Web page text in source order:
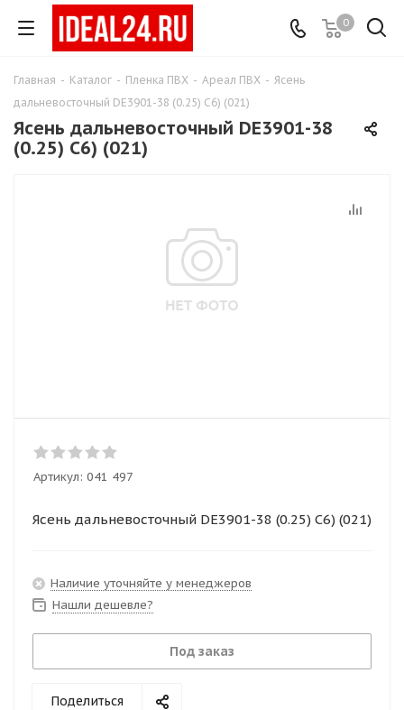
0
Главная - Каталог - Пленка ПВХ - Ареал ПВХ - Ясень
дальневосточный DE3901-38 (0.25) C6) (021)
Ясень дальневосточный DE3901-38
(0.25) C6) (021)
Артикул: 041 497
Ясень дальневосточный DE3901-38 (0.25) C6) (021)
Наличие уточняйте у менеджеров
Нашли дешевле?
Под заказ
Поделиться